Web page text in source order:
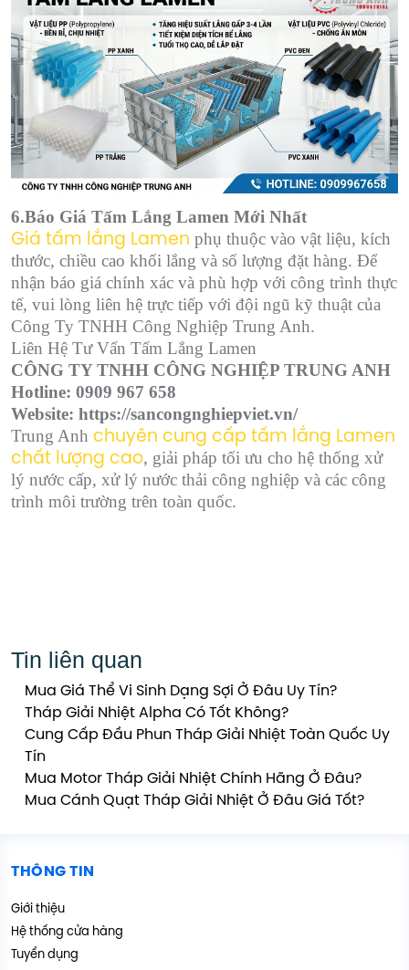
6.Báo Giá Tấm Lắng Lamen Mới Nhất
Giá tấm lắng Lamen phụ thuộc vào vật liệu, kích
thước, chiều cao khối lắng và số lượng đặt hàng. Để
nhận báo giá chính xác và phù hợp với công trình thực
tế, vui lòng liên hệ trực tiếp với đội ngũ kỹ thuật của
Công Ty TNHH Công Nghiệp Trung Anh.
Liên Hệ Tư Vấn Tấm Lắng Lamen
CÔNG TY TNHH CÔNG NGHIỆP TRUNG ANH
Hotline: 0909 967 658
Website: https://sancongnghiepviet.vn/
Trung Anh chuyên cung cấp tấm lắng Lamen
chất lượng cao, giải pháp tối ưu cho hệ thống xử
lý nước cấp, xử lý nước thải công nghiệp và các công
trình môi trường trên toàn quốc.
Tin liên quan
Mua Giá Thể Vi Sinh Dạng Sợi Ở Đâu Uy Tín?
Tháp Giải Nhiệt Alpha Có Tốt Không?
Cung Cấp Đầu Phun Tháp Giải Nhiệt Toàn Quốc Uy
Tín
Mua Motor Tháp Giải Nhiệt Chính Hãng Ở Đâu?
Mua Cánh Quạt Tháp Giải Nhiệt Ở Đâu Giá Tốt?
THÔNG TIN
Giới thiệu
Hệ thống cửa hàng
Tuyển dụng